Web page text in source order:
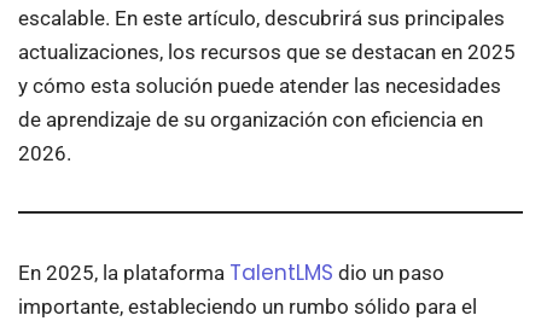
escalable. En este artículo, descubrirá sus principales
actualizaciones, los recursos que se destacan en 2025
y cómo esta solución puede atender las necesidades
de aprendizaje de su organización con eficiencia en
2026.
En 2025, la plataforma TalentLMS dio un paso
importante, estableciendo un rumbo sólido para el